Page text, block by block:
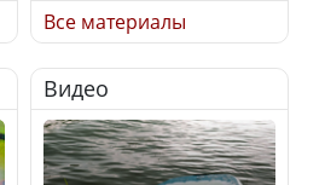
В РФ вынесен заочный
приговор по уголовному
делу об убийстве Игоря
Талькова
Все материалы
Видео